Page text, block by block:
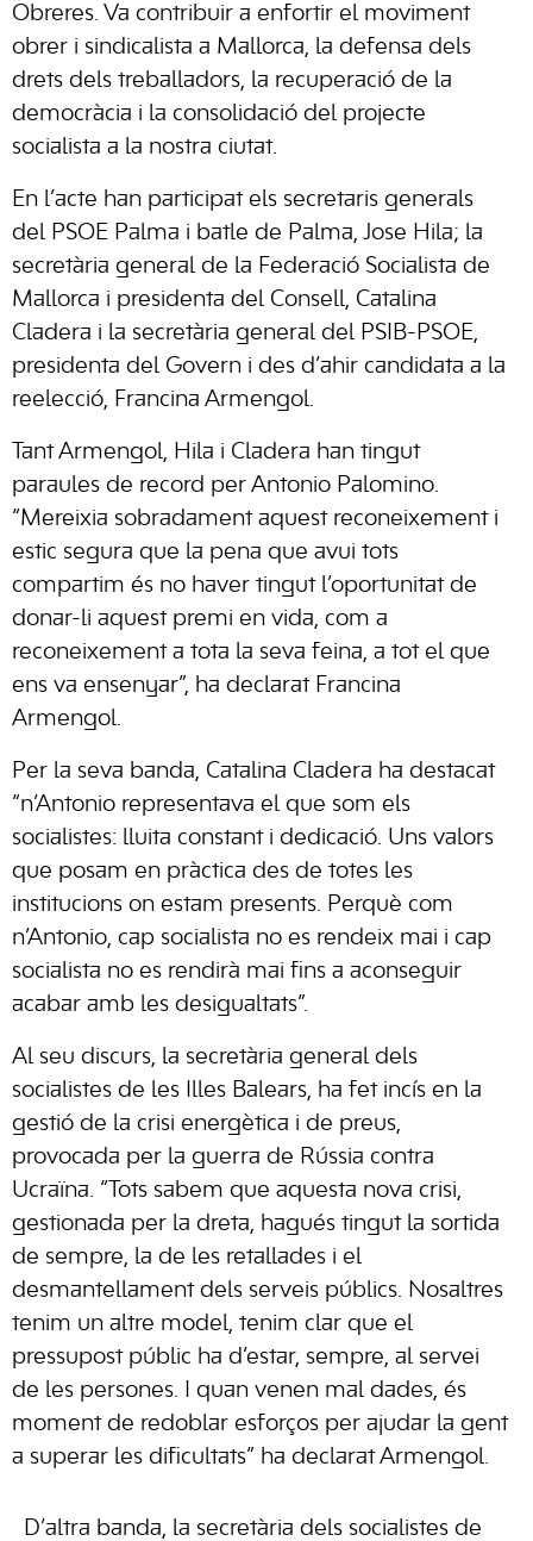
Obreres. Va contribuir a enfortir el moviment
obrer i sindicalista a Mallorca, la defensa dels
drets dels treballadors, la recuperació de la
democràcia i la consolidació del projecte
socialista a la nostra ciutat.
En l’acte han participat els secretaris generals
del PSOE Palma i batle de Palma, Jose Hila; la
secretària general de la Federació Socialista de
Mallorca i presidenta del Consell, Catalina
Cladera i la secretària general del PSIB-PSOE,
presidenta del Govern i des d’ahir candidata a la
reelecció, Francina Armengol.
Tant Armengol, Hila i Cladera han tingut
paraules de record per Antonio Palomino.
“Mereixia sobradament aquest reconeixement i
estic segura que la pena que avui tots
compartim és no haver tingut l’oportunitat de
donar-li aquest premi en vida, com a
reconeixement a tota la seva feina, a tot el que
ens va ensenyar”, ha declarat Francina
Armengol.
Per la seva banda, Catalina Cladera ha destacat
“n’Antonio representava el que som els
socialistes: lluita constant i dedicació. Uns valors
que posam en pràctica des de totes les
institucions on estam presents. Perquè com
n’Antonio, cap socialista no es rendeix mai i cap
socialista no es rendirà mai fins a aconseguir
acabar amb les desigualtats”.
Al seu discurs, la secretària general dels
socialistes de les Illes Balears, ha fet incís en la
gestió de la crisi energètica i de preus,
provocada per la guerra de Rússia contra
Ucraïna. “Tots sabem que aquesta nova crisi,
gestionada per la dreta, hagués tingut la sortida
de sempre, la de les retallades i el
desmantellament dels serveis públics. Nosaltres
tenim un altre model, tenim clar que el
pressupost públic ha d’estar, sempre, al servei
de les persones. I quan venen mal dades, és
moment de redoblar esforços per ajudar la gent
a superar les dificultats” ha declarat Armengol.
D’altra banda, la secretària dels socialistes de